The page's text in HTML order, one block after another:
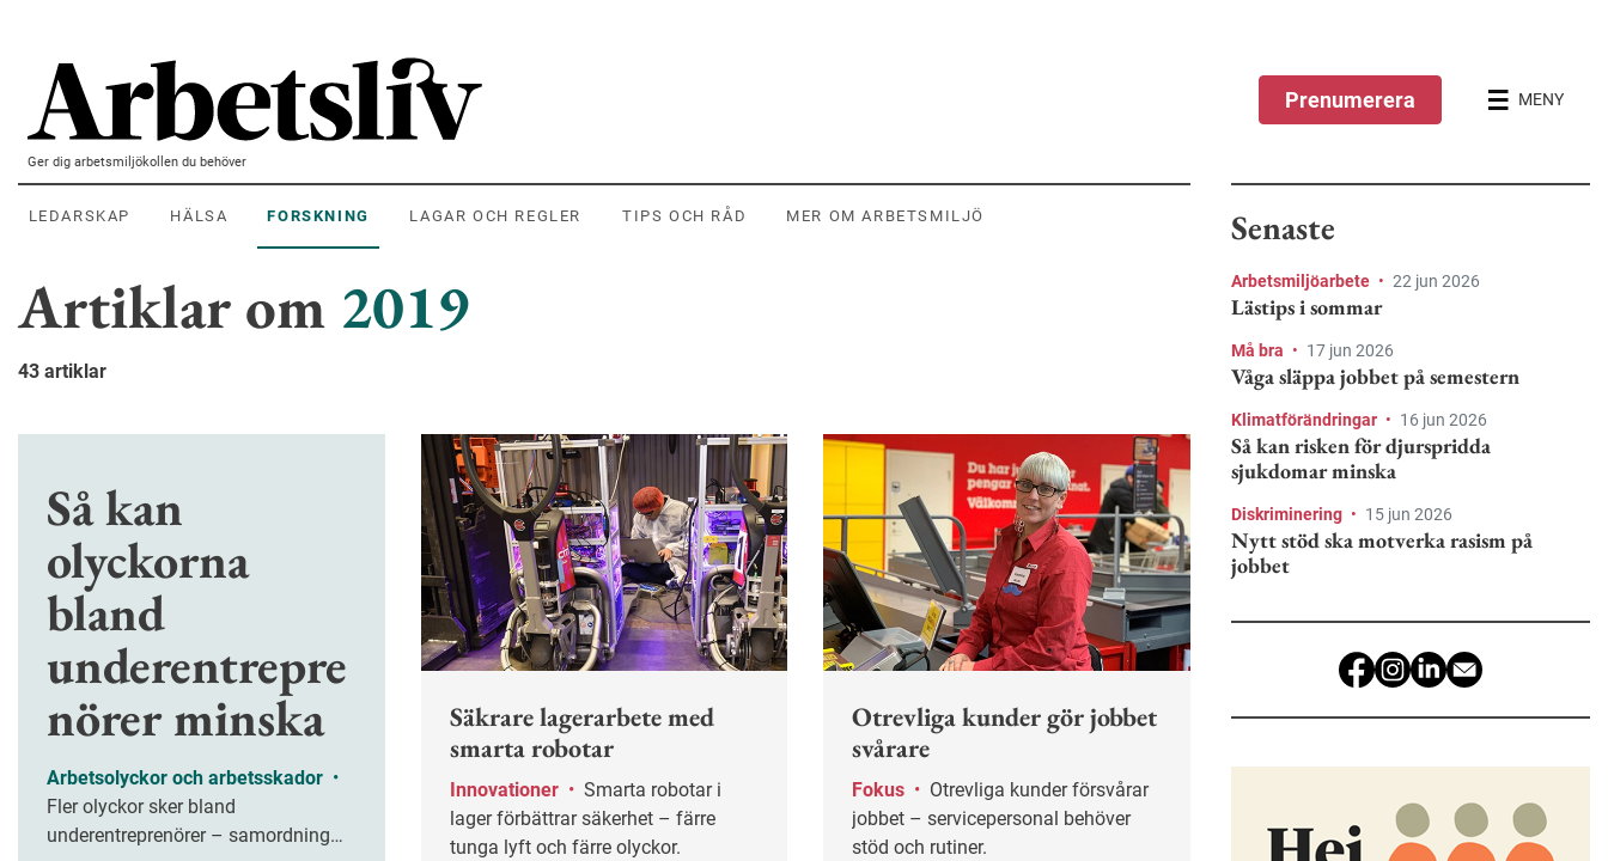
Ger dig arbetsmiljökollen du behöver
LEDARSKAP HÄLSA FORSKNING LAGAR OCH REGLER TIPS OCH RÅD MER OM ARBETSMILJÖ
Prenumerera MENY
Artiklar om 2019
43 artiklar
Så kan
olyckorna
bland
underentrepre
nörer minska
Arbetsolyckor och arbetsskador •
Fler olyckor sker bland
underentreprenörer – samordning
Säkrare lagerarbete med
smarta robotar
Innovationer •
lager förbättrar säkerhet – färre
tunga lyft och färre olyckor.
Otrevliga kunder gör jobbet
svårare
Fokus •
jobbet – servicepersonal behöver
stöd och rutiner.
Senaste
Arbetsmiljöarbete • 22 jun 2026
Lästips i sommar
Må bra • 17 jun 2026
Våga släppa jobbet på semestern
Klimatförändringar • 16 jun 2026
Så kan risken för djurspridda
sjukdomar minska
Diskriminering • 15 jun 2026
Nytt stöd ska motverka rasism på
jobbet